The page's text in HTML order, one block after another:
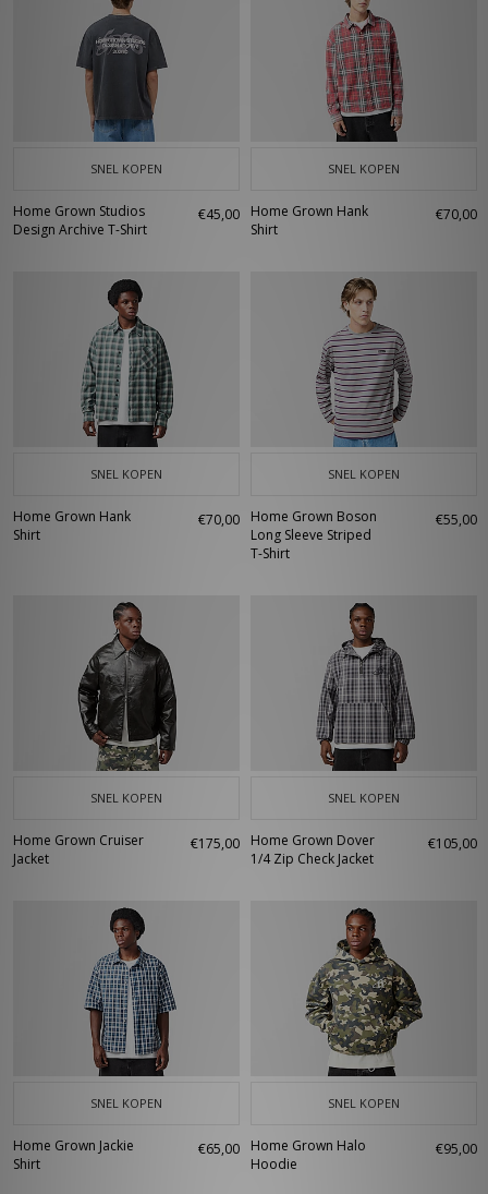
SNEL KOPEN
Home Grown Studios
Design Archive T-Shirt
€45,00
SNEL KOPEN
Home Grown Hank
Shirt
€70,00
SNEL KOPEN
Home Grown Hank
Shirt
€70,00
SNEL KOPEN
Home Grown Boson
Long Sleeve Striped
T-Shirt
€55,00
SNEL KOPEN
Home Grown Cruiser
Jacket
€175,00
SNEL KOPEN
Home Grown Dover
1/4 Zip Check Jacket
€105,00
SNEL KOPEN
Home Grown Jackie
Shirt
€65,00
SNEL KOPEN
Home Grown Halo
Hoodie
€95,00